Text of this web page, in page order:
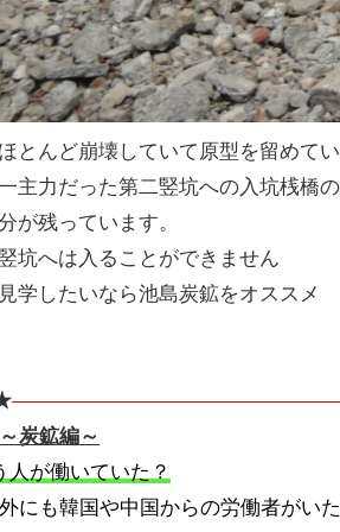
とんど崩壊していて原型を留めて
主力だった第二竪坑への入坑桟橋の
が残っています。
坑へは入ることができません
学したいなら池島炭鉱をオススメ
炭鉱編～
人が働いていた？
にも韓国や中国からの労働者がい